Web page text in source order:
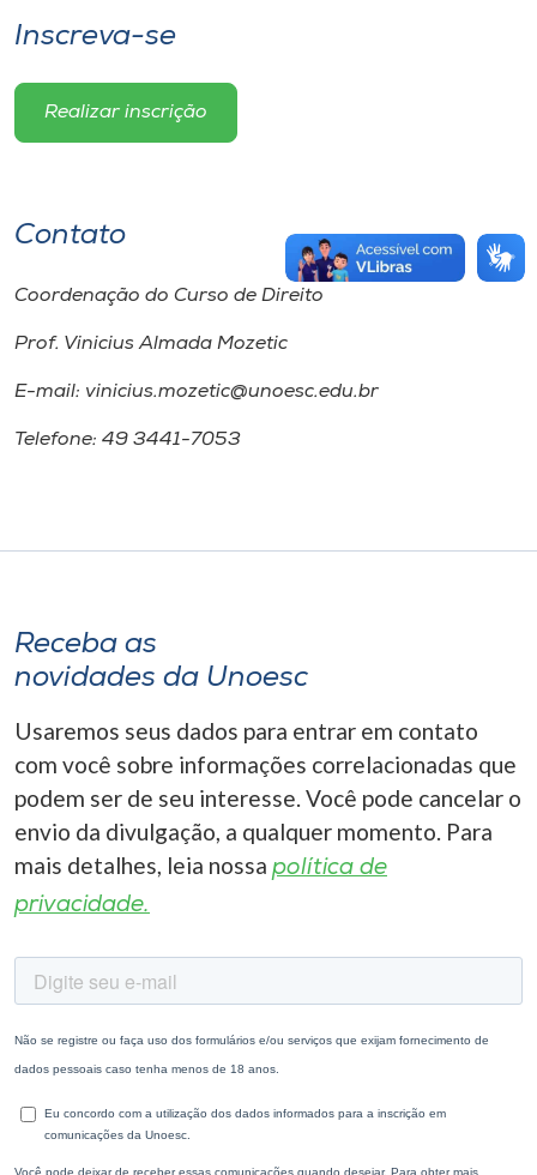
Inscreva-se
Realizar inscrição
Contato
Coordenação do Curso de Direito
Prof. Vinicius Almada Mozetic
E-mail: vinicius.mozetic@unoesc.edu.br
Telefone: 49 3441-7053
Receba as
novidades da Unoesc
Usaremos seus dados para entrar em contato
com você sobre informações correlacionadas que
podem ser de seu interesse. Você pode cancelar o
envio da divulgação, a qualquer momento. Para
mais detalhes, leia nossa política de
privacidade.